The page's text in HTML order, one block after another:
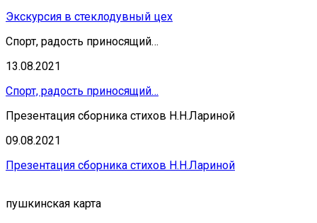
Экскурсия в стеклодувный цех
Спорт, радость приносящий…
13.08.2021
Спорт, радость приносящий…
Презентация сборника стихов Н.Н.Лариной
09.08.2021
Презентация сборника стихов Н.Н.Лариной
пушкинская карта